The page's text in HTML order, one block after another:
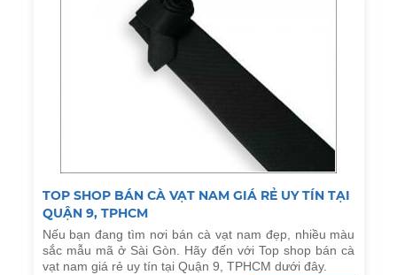
TOP SHOP BÁN CÀ VẠT NAM GIÁ RẺ UY TÍN TẠI
QUẬN 9, TPHCM
Nếu bạn đang tìm nơi bán cà vạt nam đẹp, nhiều màu
sắc mẫu mã ở Sài Gòn. Hãy đến với Top shop bán cà
vạt nam giá rẻ uy tín tại Quận 9, TPHCM dưới đây.